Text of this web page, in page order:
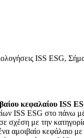
ISS ESG,
κεφαλαίου ISS
ISS ESG στο πάνω
σχέση με την
αμοιβαίο κεφάλαιο